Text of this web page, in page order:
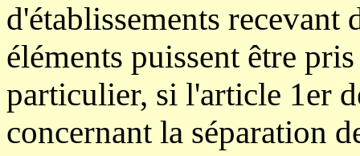
d'établissements recevant
éléments puissent être
particulier, si l'article 1er
concernant la séparation